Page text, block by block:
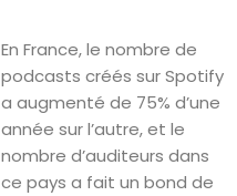
En France, le nombre de
podcasts créés sur Spotify
a augmenté de 75% d’une
année sur l’autre, et le
nombre d’auditeurs dans
ce pays a fait un bond de